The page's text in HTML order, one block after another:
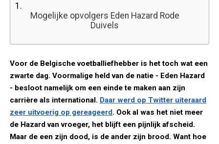
1.
Mogelijke opvolgers Eden Hazard Rode
Duivels
Voor de Belgische voetballiefhebber is het toch wat een
zwarte dag. Voormalige held van de natie - Eden Hazard
- besloot namelijk om een einde te maken aan zijn
carrière als international. Daar werd op Twitter uiteraard
zeer uitvoerig op gereageerd. Ook al was het niet meer
de Hazard van vroeger, het blijft een pijnlijk afscheid.
Maar de een zijn dood, is de ander zijn brood. Want hoe